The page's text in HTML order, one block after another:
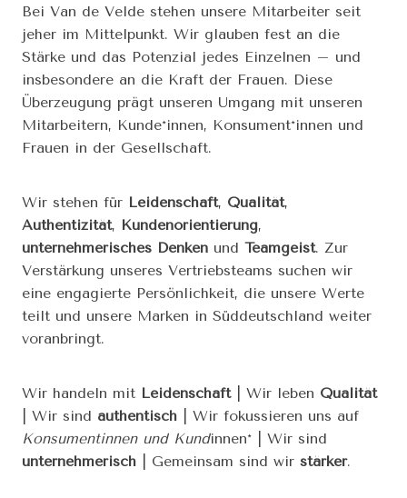
Bei Van de Velde stehen unsere Mitarbeiter seit
jeher im Mittelpunkt. Wir glauben fest an die
Stärke und das Potenzial jedes Einzelnen – und
insbesondere an die Kraft der Frauen. Diese
Überzeugung prägt unseren Umgang mit unseren
Mitarbeitern, Kunde*innen, Konsument*innen und
Frauen in der Gesellschaft.
Wir stehen für Leidenschaft, Qualität,
Authentizität, Kundenorientierung,
unternehmerisches Denken und Teamgeist. Zur
Verstärkung unseres Vertriebsteams suchen wir
eine engagierte Persönlichkeit, die unsere Werte
teilt und unsere Marken in Süddeutschland weiter
voranbringt.
Wir handeln mit Leidenschaft| Wir leben Qualität
| Wir sind authentisch | Wir fokussieren uns auf
Konsumentinnen und Kundinnen* | Wir sind
unternehmerisch | Gemeinsam sind wir stärker.